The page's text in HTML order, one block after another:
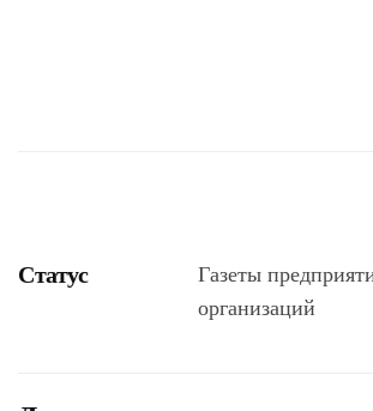
Статус
Газеты
организаций